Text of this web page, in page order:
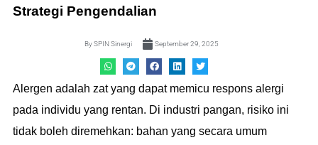
Strategi Pengendalian
BySPIN Sinergi September 29, 2025
Alergen adalah zat yang dapat memicu respons alergi
pada individu yang rentan. Di industri pangan, risiko ini
tidak boleh diremehkan: bahan yang secara umum